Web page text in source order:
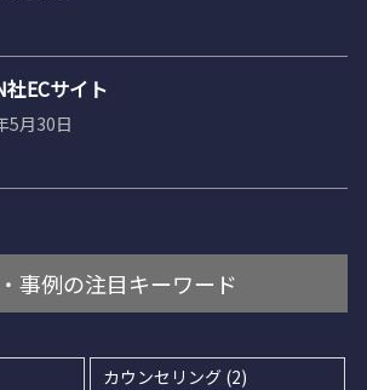
ECサイト
5月30日
事例の注目キーワード
カウンセリング (2)